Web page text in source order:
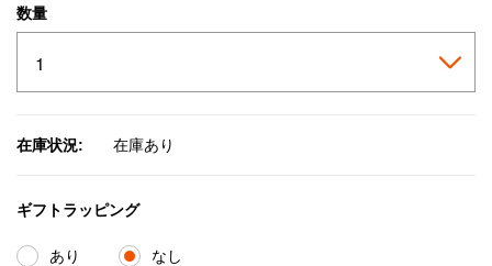
数量
在庫状況: 在庫あり
ギフトラッピング
あり なし